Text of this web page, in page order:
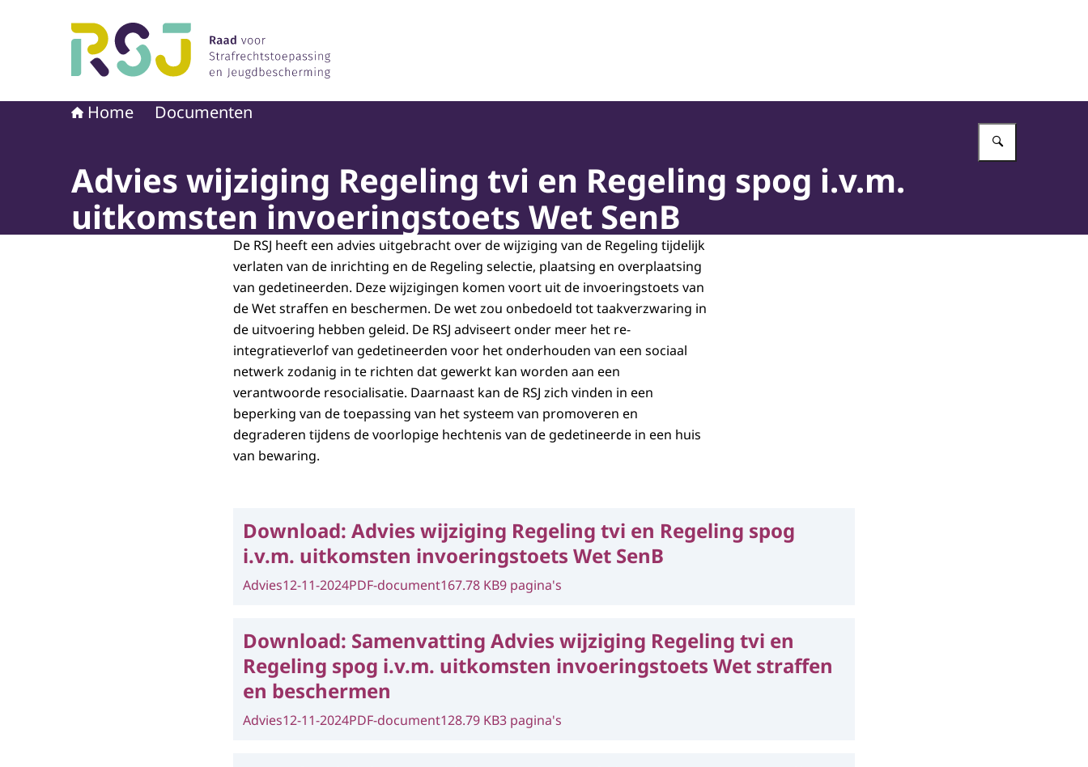
Home Documenten
Advies wijziging Regeling tvi en Regeling spog i.v.m.
uitkomsten invoeringstoets Wet SenB
De RSJ heeft een advies uitgebracht over de wijziging van de Regeling tijdelijk
verlaten van de inrichting en de Regeling selectie, plaatsing en overplaatsing
van gedetineerden. Deze wijzigingen komen voort uit de invoeringstoets van
de Wet straffen en beschermen. De wet zou onbedoeld tot taakverzwaring in
de uitvoering hebben geleid. De RSJ adviseert onder meer het re-
integratieverlof van gedetineerden voor het onderhouden van een sociaal
netwerk zodanig in te richten dat gewerkt kan worden aan een
verantwoorde resocialisatie. Daarnaast kan de RSJ zich vinden in een
beperking van de toepassing van het systeem van promoveren en
degraderen tijdens de voorlopige hechtenis van de gedetineerde in een huis
van bewaring.
Download: Advies wijziging Regeling tvi en Regeling spog
i.v.m. uitkomsten invoeringstoets Wet SenB
Advies12-11-2024PDF-document167.78 KB9 pagina's
Download: Samenvatting Advies wijziging Regeling tvi en
Regeling spog i.v.m. uitkomsten invoeringstoets Wet straffen
en beschermen
Advies12-11-2024PDF-document128.79 KB3 pagina's